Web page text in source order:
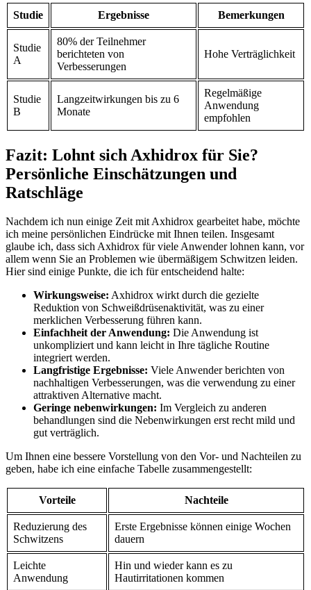
Studie Ergebnisse Bemerkungen
Studie
A
80% der Teilnehmer
berichteten von
Verbesserungen
Hohe Verträglichkeit
Studie
B
Langzeitwirkungen bis zu 6
Monate
Regelmäßige
Anwendung⁢
empfohlen
Fazit: Lohnt ​sich Axhidrox für‌ Sie?
Persönliche Einschätzungen und
Ratschläge
Nachdem ich nun einige Zeit mit Axhidrox⁣ gearbeitet​ habe, möchte
ich meine persönlichen Eindrücke mit Ihnen teilen. Insgesamt
glaube ⁣ich, dass sich Axhidrox für viele⁢ Anwender lohnen kann, vor
allem wenn Sie an Problemen wie übermäßigem Schwitzen leiden.
Hier sind ‌einige Punkte, die ich für entscheidend halte:
Wirkungsweise: Axhidrox wirkt durch die⁣ gezielte
Reduktion von‍ Schweißdrüsenaktivität, was zu einer
merklichen Verbesserung führen kann.
Einfachheit der Anwendung: Die Anwendung ist
unkompliziert⁣ und kann leicht in Ihre tägliche Routine
integriert ⁢werden.
Langfristige Ergebnisse: Viele Anwender ⁢berichten ​von
⁤nachhaltigen Verbesserungen, was ⁣die verwendung zu einer
attraktiven Alternative macht.
Geringe nebenwirkungen: Im Vergleich zu anderen
behandlungen sind die Nebenwirkungen​ erst recht mild und
gut verträglich.
Um‍ Ihnen eine bessere Vorstellung von den ​Vor- und⁣ Nachteilen zu
geben, habe ich​ eine einfache Tabelle zusammengestellt:
Vorteile Nachteile
Reduzierung des
Schwitzens
Erste Ergebnisse können einige Wochen
dauern
Leichte‌
Anwendung
Hin und wieder kann es zu
Hautirritationen kommen